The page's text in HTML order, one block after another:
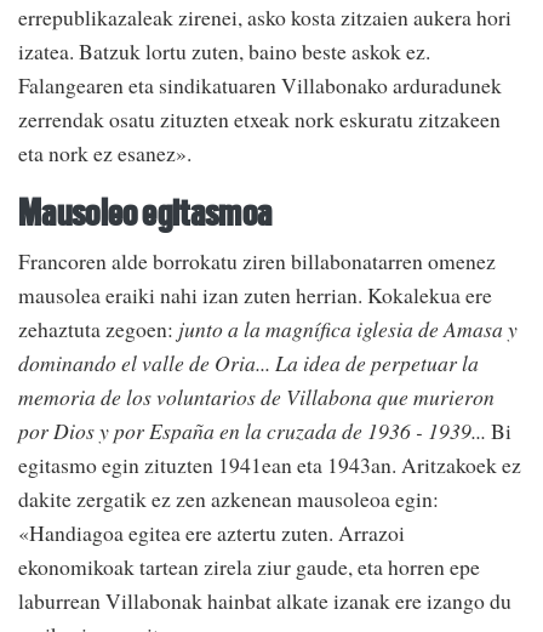
errepublikazaleak zirenei, asko kosta zitzaien aukera hori
izatea. Batzuk lortu zuten, baino beste askok ez.
Falangearen eta sindikatuaren Villabonako arduradunek
zerrendak osatu zituzten etxeak nork eskuratu zitzakeen
eta nork ez esanez».
Mausoleo egitasmoa
Francoren alde borrokatu ziren billabonatarren omenez
mausolea eraiki nahi izan zuten herrian. Kokalekua ere
zehaztuta zegoen: junto a la magnífica iglesia de Amasa y
dominando el valle de Oria... La idea de perpetuar la
memoria de los voluntarios de Villabona que murieron
por Dios y por España en la cruzada de 1936 - 1939... Bi
egitasmo egin zituzten 1941ean eta 1943an. Aritzakoek ez
dakite zergatik ez zen azkenean mausoleoa egin:
«Handiagoa egitea ere aztertu zuten. Arrazoi
ekonomikoak tartean zirela ziur gaude, eta horren epe
laburrean Villabonak hainbat alkate izanak ere izango du